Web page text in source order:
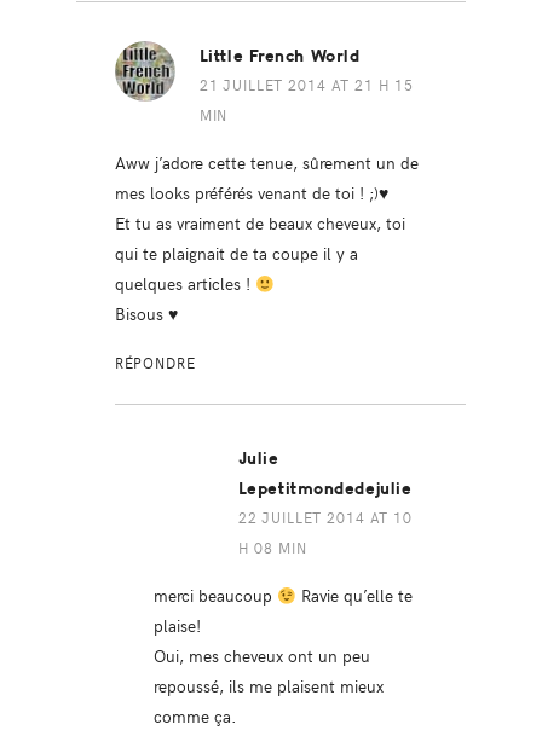
Little French World
21 JUILLET 2014 AT 21 H 15
MIN
Aww j’adore cette tenue, sûrement un de
mes looks préférés venant de toi ! ;)♥
Et tu as vraiment de beaux cheveux, toi
qui te plaignait de ta coupe il y a
quelques articles !
Bisous ♥
RÉPONDRE
Julie
Lepetitmondedejulie
22 JUILLET 2014 AT 10
H 08 MIN
merci beaucoup
Ravie qu’elle te
plaise!
Oui, mes cheveux ont un peu
repoussé, ils me plaisent mieux
comme ça.